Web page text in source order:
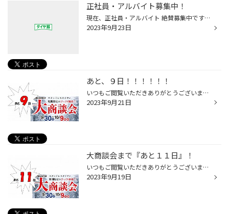
正社員・アルバイト募集中！
現在、正社員・アルバイト 絶賛募集中です！ 車の知識がなくても、ほんの小さな興味本位でも 全然かまいません(#^^#) 一緒にブリヂストンのタイヤ専門店で働いてみませんか？
2023年9月23日
あと、９日！！！！！！
いつもご閲覧いただきありがとうございます(*'ω'*) 『スタッドレスタイヤ大商談会』まであと、９日となりました(^^ゞ ドンドンと、スタッドレスタイヤも搬入されています！ お祭りの準備も、確実に進んで、皆様のご来店を心待ちにしております(#^^#)
2023年9月21日
大商談会まで『あと１１日』！
いつもご閲覧いただきありがとうございます(*'ω'*) スタッドレスタイヤの大商談会まで、あと１１日となりました！！ 文字通りびっくり価格でお届けできるように尽力いたします！ 最近に納車して、スタッドレスタイヤを購入しようと検討している方 もう溝がなくなって、新しいスタッドレスタイヤを購...
2023年9月19日